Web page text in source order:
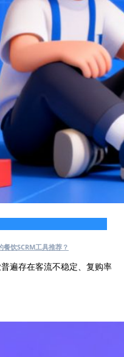
饮SCRM工具推荐？
遍存在客流不稳定、复购率